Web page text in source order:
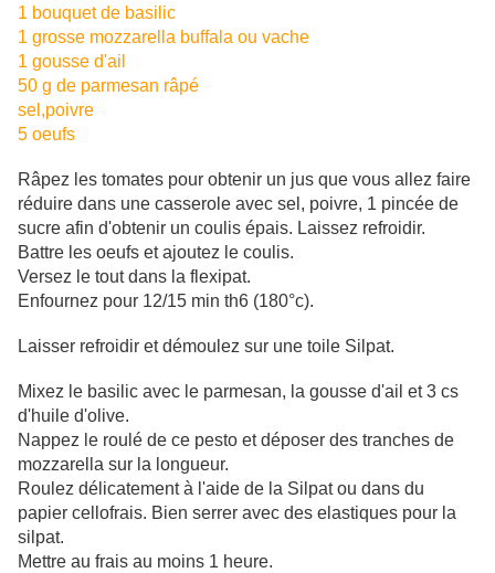
1 bouquet de basilic
1 grosse mozzarella buffala ou vache
1 gousse d'ail
50 g de parmesan râpé
sel,poivre
5 oeufs
Râpez les tomates pour obtenir un jus que vous allez faire
réduire dans une casserole avec sel, poivre, 1 pincée de
sucre afin d'obtenir un coulis épais. Laissez refroidir.
Battre les oeufs et ajoutez le coulis.
Versez le tout dans la flexipat.
Enfournez pour 12/15 min th6 (180°c).
Laisser refroidir et démoulez sur une toile Silpat.
Mixez le basilic avec le parmesan, la gousse d'ail et 3 cs
d'huile d'olive.
Nappez le roulé de ce pesto et déposer des tranches de
mozzarella sur la longueur.
Roulez délicatement à l'aide de la Silpat ou dans du
papier cellofrais. Bien serrer avec des elastiques pour la
silpat.
Mettre au frais au moins 1 heure.